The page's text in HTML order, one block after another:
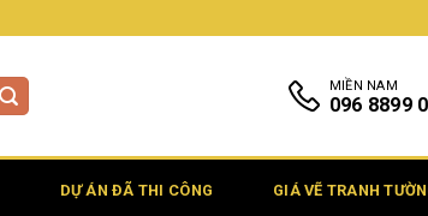
MIỀN NAM
096 8899
DỰ ÁN ĐÃ THI CÔNG GIÁ VẼ TRANH